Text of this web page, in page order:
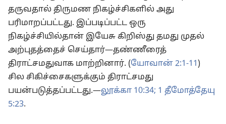
தருவதால் திருமண நிகழ்ச்சிகளில் அது
பரிமாறப்பட்டது. இப்படிப்பட்ட ஒரு
நிகழ்ச்சியில்தான் இயேசு கிறிஸ்து தமது முதல்
அற்புதத்தைச் செய்தார்—தண்ணீரைத்
திராட்சமதுவாக மாற்றினார். (யோவான் 2:1-11 )
சில சிகிச்சைகளுக்கும் திராட்சமது
பயன்படுத்தப்பட்டது.—லூக்கா 10:34; 1 தீமோத்தேயு
5:23.